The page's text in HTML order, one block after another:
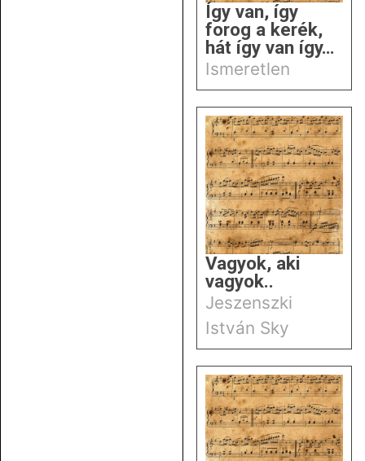
Így van, így
forog a kerék,
hát így van így…
Ismeretlen
Vagyok, aki
vagyok..
Jeszenszki
István Sky